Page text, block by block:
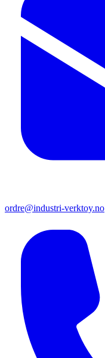
ordre@industri-verktoy.no